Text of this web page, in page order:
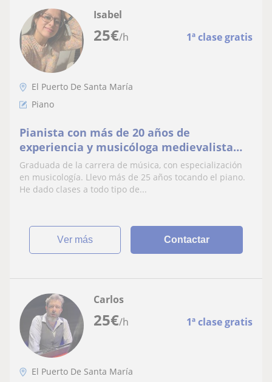
25€/h 1ª clase gratis
Isabel
El Puerto De Santa María
Piano
Pianista con más de 20 años de
experiencia y musicóloga medievalista
investigadora
Graduada de la carrera de música, con especialización
en musicología. Llevo más de 25 años tocando el piano.
He dado clases a todo tipo de...
ver más Contactar
25€/h 1ª clase gratis
Carlos
El Puerto De Santa María